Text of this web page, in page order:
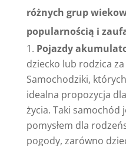
różnych grup
popularnością i
Pojazdy
dziecko lub rodzica
Samochodziki,
idealna propozycja
życia. Taki samochód
pomysłem dla
pogody, zarówno